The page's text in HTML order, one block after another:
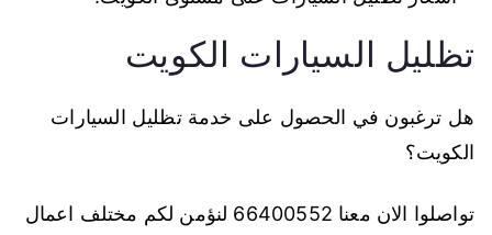
تظليل السيارات الكويت
هل ترغبون في الحصول على خدمة تظليل السيارات
الكويت؟
تواصلوا الان معنا 66400552 لنؤمن لكم مختلف اعمال